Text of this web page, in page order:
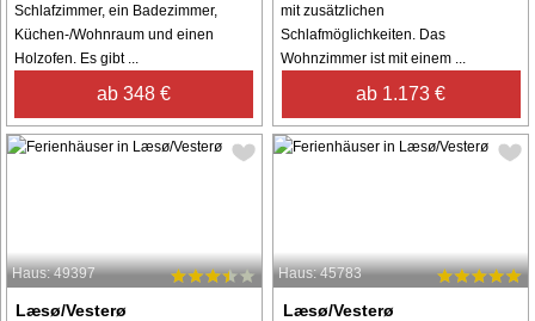
Schlafzimmer, ein Badezimmer,
Küchen-/Wohnraum und einen
Holzofen. Es gibt ...
ab 348 €
mit zusätzlichen
Schlafmöglichkeiten. Das
Wohnzimmer ist mit einem ...
ab 1.173 €
Haus: 49397
Læsø/Vesterø
Haus: 45783
Læsø/Vesterø